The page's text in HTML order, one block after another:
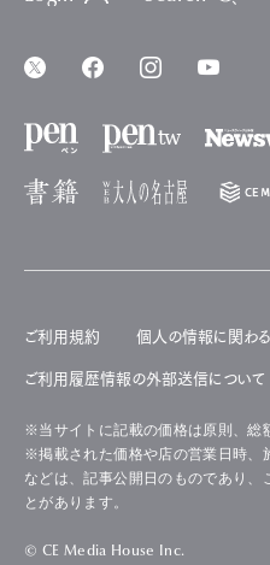
ご利用規約 個人の情報に関わ
ご利用履歴情報の外部送信について
※当サイトに記載の価格は原則、総
※掲載された価格や店の営業日時、
などは、記事公開日のものであり、
とがあります。
© CE Media House Inc.